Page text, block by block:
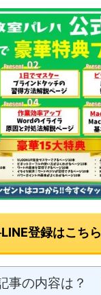
登録はこちら
事の内容は？